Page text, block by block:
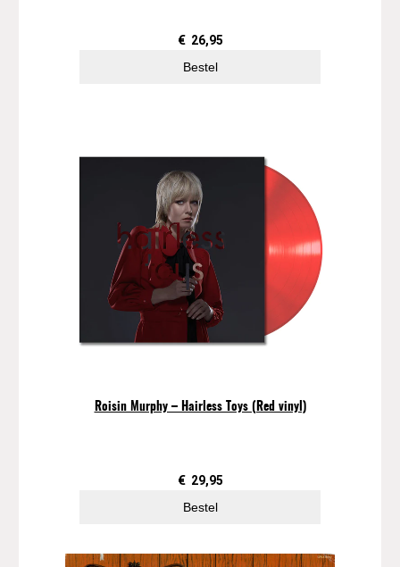
€ 26,95
Bestel
Roisin Murphy – Hairless Toys (Red vinyl)
€ 29,95
Bestel